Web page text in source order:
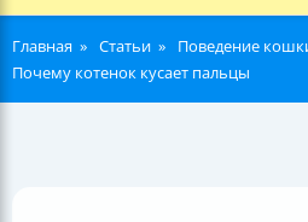
Главная Статьи
Поведение
Почему котенок кусает пальцы